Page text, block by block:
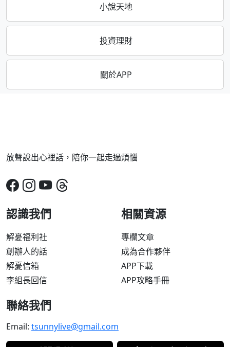
小說天地
投資理財
關於APP
放聲說出心裡話，陪你一起走過煩惱
認識我們
解憂福利社
創辦人的話
解憂信箱
李組長回信
相關資源
專欄文章
成為合作夥伴
APP下載
APP攻略手冊
聯絡我們
Email: tsunnylive@gmail.com